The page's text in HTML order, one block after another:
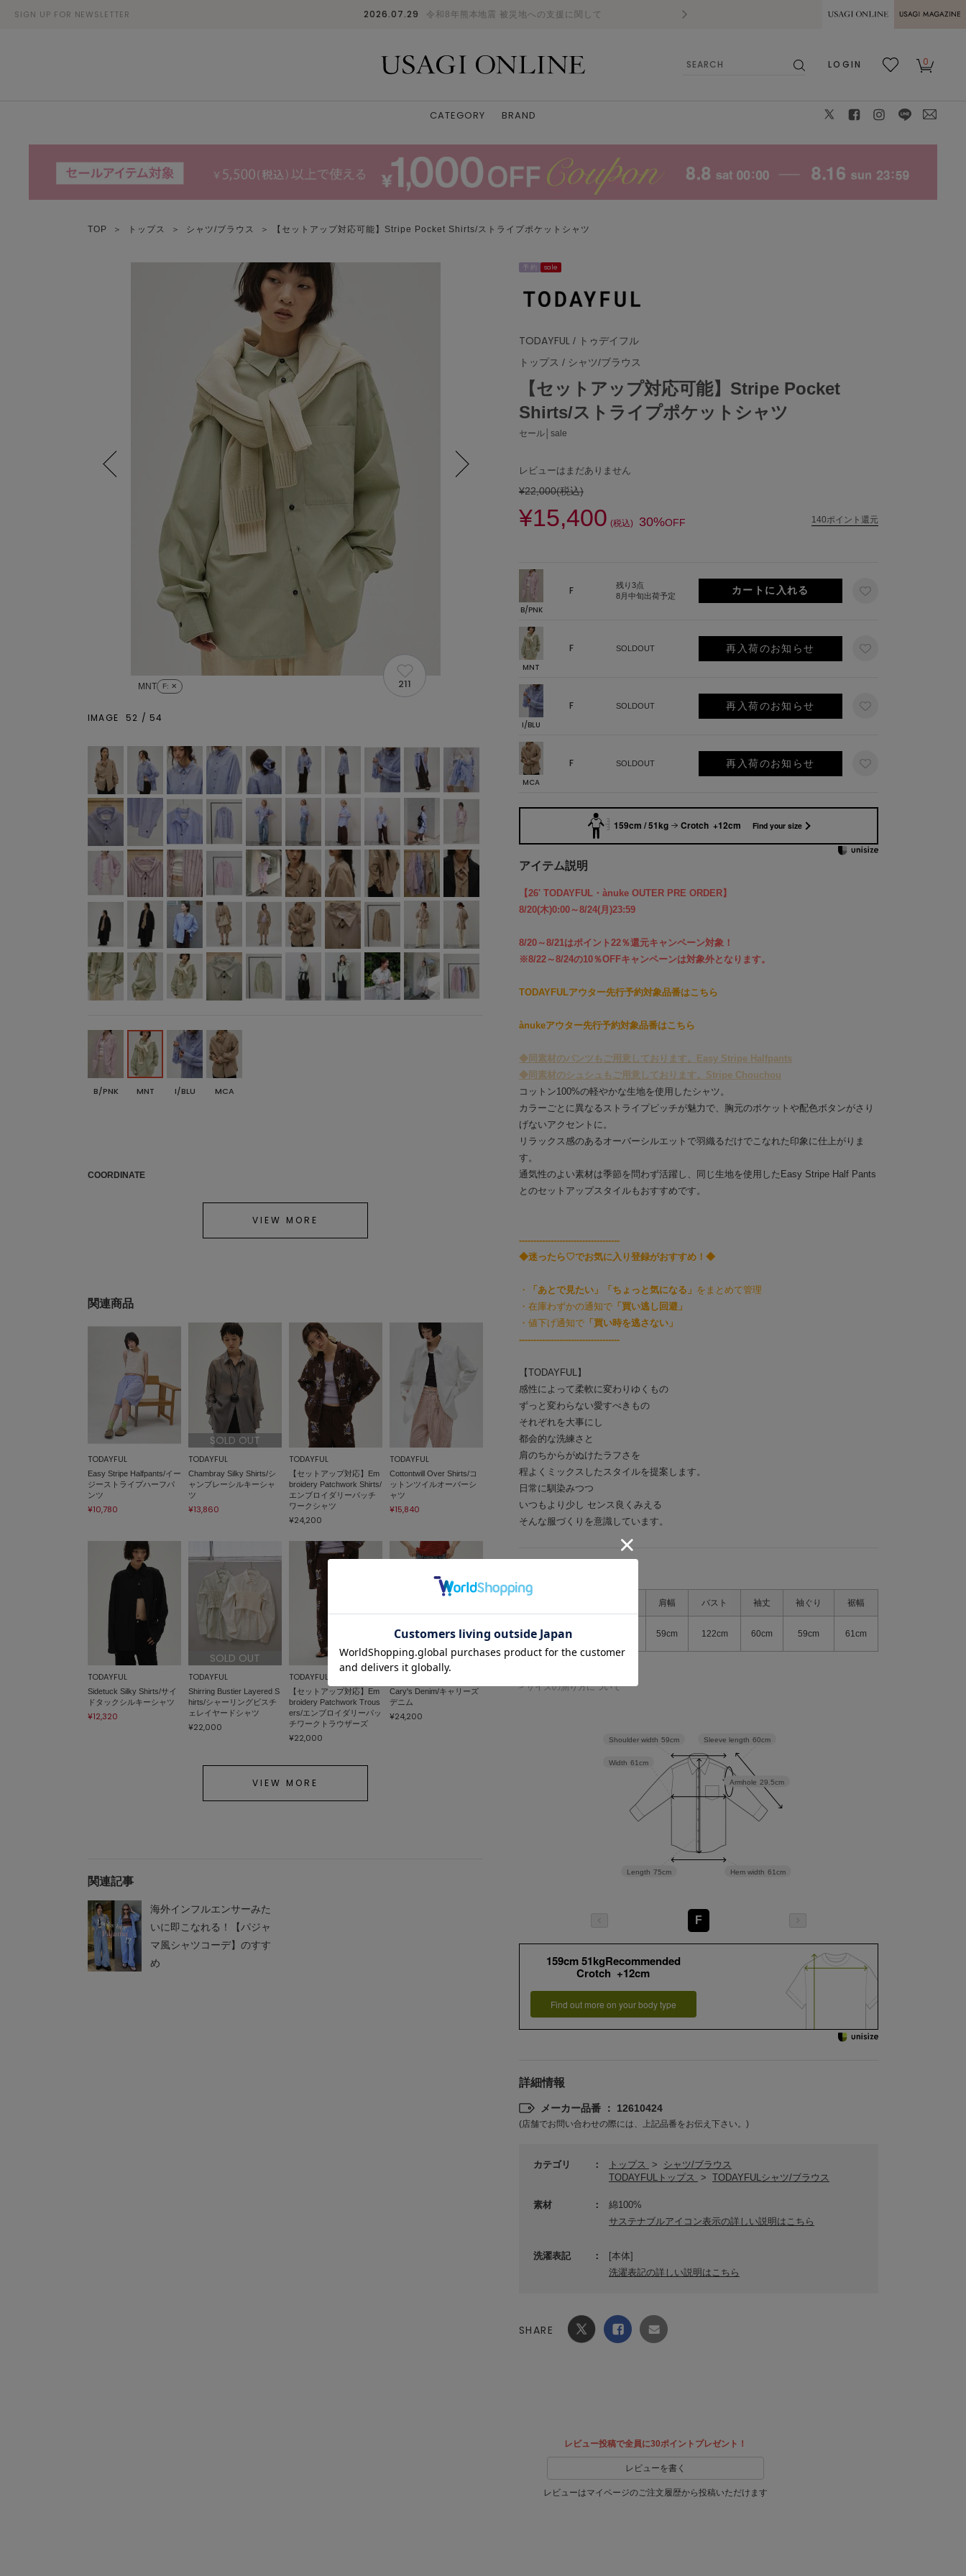
SIGN UP FOR NEWSLETTER 2026.07.29 令和8年熊本地震 被災地への支援に関して 熊本県熊本地方を震源とする地震の影響に
MAGAZINE
LOGIN
0
CATEGORY BRAND
TOP ＞ トップス ＞ シャツ/ブラウス ＞ 【セットアップ対応可能】Stripe Pocket Shirts/ストライプポケットシャツ
予 約 sale
TODAYFUL / トゥデイフル
トップス / シャツ/ブラウス
【セットアップ対応可能】Stripe Pocket
Shirts/ストライプポケットシャツ
セール│sale
レビューはまだありません
¥22,000(税込)
¥15,400 (税込) 30%OFF 140ポイント還元
B/PNK
F
残り3点
8月中旬出荷予定
MNT
F SOLDOUT 再入荷のお知らせ
I/BLU
F SOLDOUT 再入荷のお知らせ
MCA
F SOLDOUT 再入荷のお知らせ
159cm / 51kg Crotch +12cm Find your size
アイテム説明
【26' TODAYFUL・ànuke OUTER PRE ORDER】
8/20(木)0:00～8/24(月)23:59
8/20～8/21はポイント22％還元キャンペーン対象！
※8/22～8/24の10％OFFキャンペーンは対象外となります。
TODAYFULアウター先行予約対象品番はこちら
ànukeアウター先行予約対象品番はこちら
◆同素材のパンツもご用意しております。Easy Stripe Halfpants
◆同素材のシュシュもご用意しております。Stripe Chouchou
コットン100%の軽やかな生地を使用したシャツ。
カラーごとに異なるストライプピッチが魅力で、胸元のポケットや配色ボタンがさり
げないアクセントに。
リラックス感のあるオーバーシルエットで羽織るだけでこなれた印象に仕上がりま
す。
通気性のよい素材は季節を問わず活躍し、同じ生地を使用したEasy Stripe Half Pants
とのセットアップスタイルもおすすめです。
-----------------------------------
◆迷ったら♡でお気に入り登録がおすすめ！◆
・ 「あとで見たい」「ちょっと気になる」 をまとめて管理
・在庫わずかの通知で 「買い逃し回避」
・値下げ通知で 「買い時を逃さない」
-----------------------------------
【TODAYFUL】
感性によって柔軟に変わりゆくもの
ずっと変わらない愛すべきもの
それぞれを大事にし
都会的な洗練さと
肩のちからがぬけたラフさを
程よくミックスしたスタイルを提案します。
日常に馴染みつつ
いつもより少し センス良くみえる
そんな服づくりを意識しています。
肩幅 バスト 袖丈 袖ぐり 裾幅
F 59cm 122cm 60cm 59cm 61cm
> サイズの測り方について
Hem width 61cm
Sleeve length 60cm
Armhole 29.5cm
Length 75cm
Width 61cm
Shoulder width 59cm
F
159cm 51kgRecommended
Crotch +12cm
Find out more on your body type
詳細情報
メーカー品番 ： 12610424
(店舗でお問い合わせの際には、上記品番をお伝え下さい。)
カテゴリ トップス >
シャツ/ブラウス
TODAYFULトップス
> TODAYFULシャツ/ブラウス
素材
綿100%
サステナブルアイコン表示の詳しい説明はこちら
洗濯表記
[本体]
洗濯表記の詳しい説明はこちら
SHARE
MNT F: ✕ 211
IMAGE 52 / 54
B/PNK MNT I/BLU MCA
COORDINATE
VIEW MORE
関連商品
TODAYFUL
Easy Stripe Halfpants/イー
ジーストライプハーフパ
ンツ
¥10,780
SOLD OUT
TODAYFUL
Chambray Silky Shirts/シ
ャンブレーシルキーシャ
ツ
¥13,860
TODAYFUL
【セットアップ対応】Em
broidery Patchwork Shirts/
エンブロイダリーパッチ
ワークシャツ
¥24,200
TODAYFUL
Cottontwill Over Shirts/コ
ットンツイルオーバーシ
ャツ
¥15,840
TODAYFUL
Sidetuck Silky Shirts/サイ
ドタックシルキーシャツ
¥12,320
SOLD OUT
TODAYFUL
Shirring Bustier Layered S
hirts/シャーリングビスチ
ェレイヤードシャツ
¥22,000
TODAYFUL
【セットアップ対応】Em
broidery Patchwork Trous
ers/エンブロイダリーパッ
チワークトラウザーズ
¥22,000
TODAYFUL
Cary's Denim/キャリーズ
デニム
¥24,200
Useful Sheer Backpack/ユ
ースフル シアー バックパ
ック
¥22,000
TODAYFUL Clear Umbrell
a/トゥデイフルクリアアン
ブレラ
¥3,960
VIEW MORE
関連記事
海外インフルエンサーみた
いに即こなれる！【パジャ
マ風シャツコーデ】のすす
め
レビュー投稿で全員に30ポイントプレゼント！
レビューを書く
レビューはマイページのご注文履歴から投稿いただけます